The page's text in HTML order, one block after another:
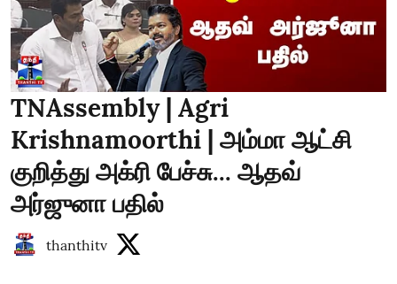
TNAssembly | Agri
Krishnamoorthi | அம்மா ஆட்சி
குறித்து அக்ரி பேச்சு... ஆதவ்
அர்ஜுனா பதில்
thanthitv